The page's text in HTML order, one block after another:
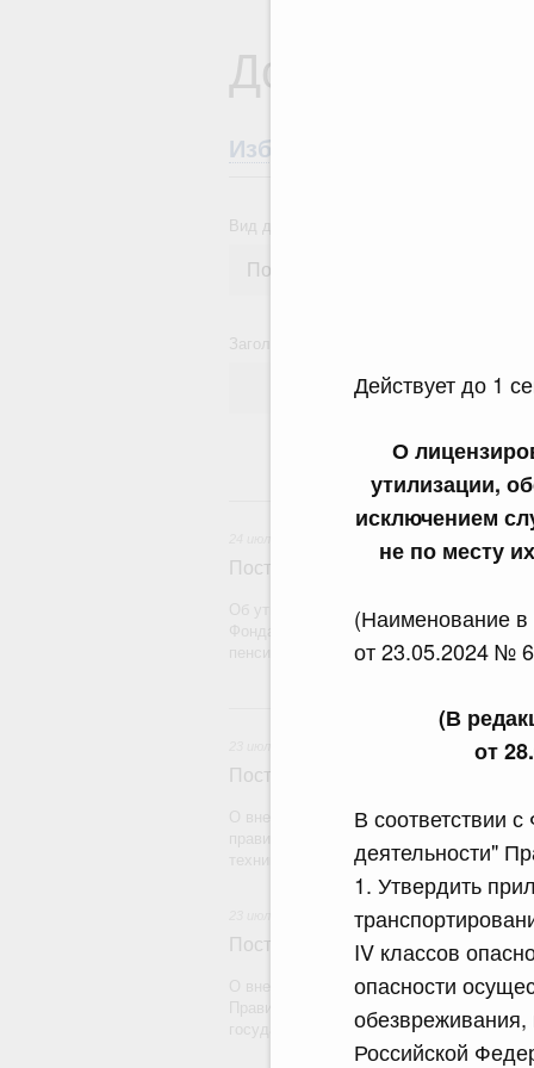
Действует до 1
О
утилизации,
исключением
не по месту
(Наименование в
от 23.05.2024 №
(В
от
В соответствии
деятельности"
1. Утвердить
IV классов
опасности
Российской
Документы
Избранные документы
Вид документа
Заголовок или текст документа
Постановление Правительства
Об утверждении Правил определения
Фонда пенсионного и социального
пенсионному страхованию
Постановление Правительства
О внесении на ратификацию Протокола
техники) в рамках Евразийского
Постановление Правительства
О внесении на ратификацию
Правительством Республики Индии о
государства на территории другого